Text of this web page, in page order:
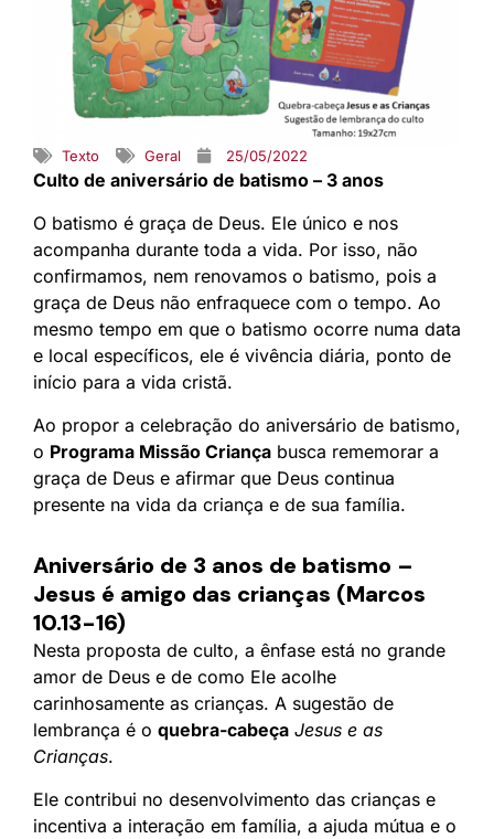
Texto Geral 25/05/2022
Culto de aniversário de batismo – 3 anos
O batismo é graça de Deus. Ele único e nos
acompanha durante toda a vida. Por isso, não
confirmamos, nem renovamos o batismo, pois a
graça de Deus não enfraquece com o tempo. Ao
mesmo tempo em que o batismo ocorre numa data
e local específicos, ele é vivência diária, ponto de
início para a vida cristã.
Ao propor a celebração do aniversário de batismo,
o Programa Missão Criança busca rememorar a
graça de Deus e afirmar que Deus continua
presente na vida da criança e de sua família.
Aniversário de 3 anos de batismo –
Jesus é amigo das crianças (Marcos
10.13-16)
Nesta proposta de culto, a ênfase está no grande
amor de Deus e de como Ele acolhe
carinhosamente as crianças. A sugestão de
lembrança é o quebra-cabeça Jesus e as
Crianças.
Ele contribui no desenvolvimento das crianças e
incentiva a interação em família, a ajuda mútua e o